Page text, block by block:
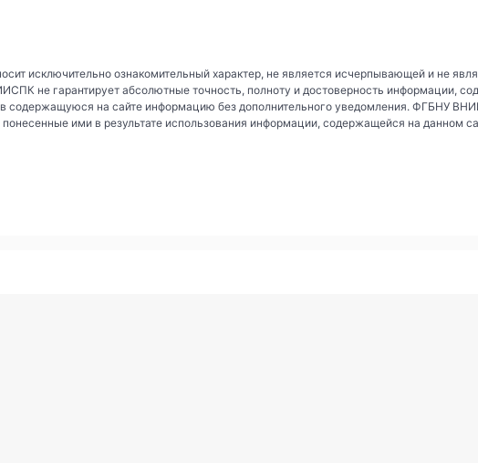
исключительно ознакомительный характер, не является исчерпывающей и не
не гарантирует абсолютные точность, полноту и достоверность информации,
содержащуюся на сайте информацию без дополнительного уведомления. ФГБНУ
ими в результате использования информации, содержащейся на данном